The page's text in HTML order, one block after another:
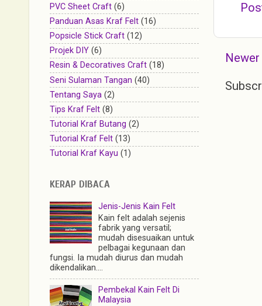
PVC Sheet Craft (6)
Panduan Asas Kraf Felt (16)
Popsicle Stick Craft (12)
Projek DIY (6)
Resin & Decoratives Craft (18)
Seni Sulaman Tangan (40)
Tentang Saya (2)
Tips Kraf Felt (8)
Tutorial Kraf Butang (2)
Tutorial Kraf Felt (13)
Tutorial Kraf Kayu (1)
KERAP DIBACA
Jenis-Jenis Kain Felt
Kain felt adalah sejenis
fabrik yang versatil;
mudah disesuaikan untuk
pelbagai kegunaan dan
fungsi. Ia mudah diurus dan mudah
dikendalikan....
Pembekal Kain Felt Di
Malaysia